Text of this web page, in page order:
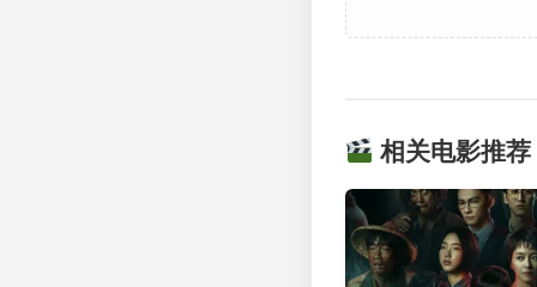
相关电影推荐